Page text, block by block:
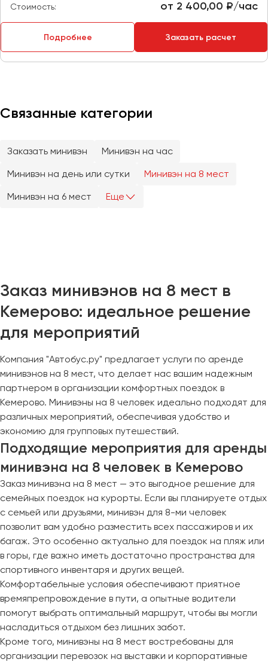
Стоимость: от 2 400,00 ₽/час
Подробнее Заказать расчет
Связанные категории
Заказать минивэн
Минивэн на час
Минивэн на день или сутки
Минивэн на 8 мест
Минивэн на 6 мест
Еще
Заказ минивэнов на 8 мест в
Кемерово: идеальное решение
для мероприятий
Компания "Автобус.ру" предлагает услуги по аренде
минивэнов на 8 мест, что делает нас вашим надежным
партнером в организации комфортных поездок в
Кемерово. Минивэны на 8 человек идеально подходят для
различных мероприятий, обеспечивая удобство и
экономию для групповых путешествий.
Подходящие мероприятия для аренды
минивэна на 8 человек в Кемерово
Заказ минивэна на 8 мест — это выгодное решение для
семейных поездок на курорты. Если вы планируете отдых
с семьей или друзьями, минивэн для 8-ми человек
позволит вам удобно разместить всех пассажиров и их
багаж. Это особенно актуально для поездок на пляж или
в горы, где важно иметь достаточно пространства для
спортивного инвентаря и других вещей.
Комфортабельные условия обеспечивают приятное
времяпрепровождение в пути, а опытные водители
помогут выбрать оптимальный маршрут, чтобы вы могли
насладиться отдыхом без лишних забот.
Кроме того, минивэны на 8 мест востребованы для
организации перевозок на выставки и корпоративные
Пермь
Саранск
Саратов
Тольятти
Томск
Ульяновск
Уфа
Феодосия
Хабаровск
Чебоксары
Челябинск
Череповец
Чита
Ялта
Ярославль